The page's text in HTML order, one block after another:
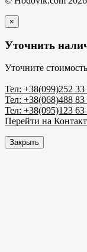
×
Уточнить
Уточните
Тел: +38(099)252 33
Тел: +38(068)488 83
Тел: +38(095)123 63
Перейти на
Закрыть